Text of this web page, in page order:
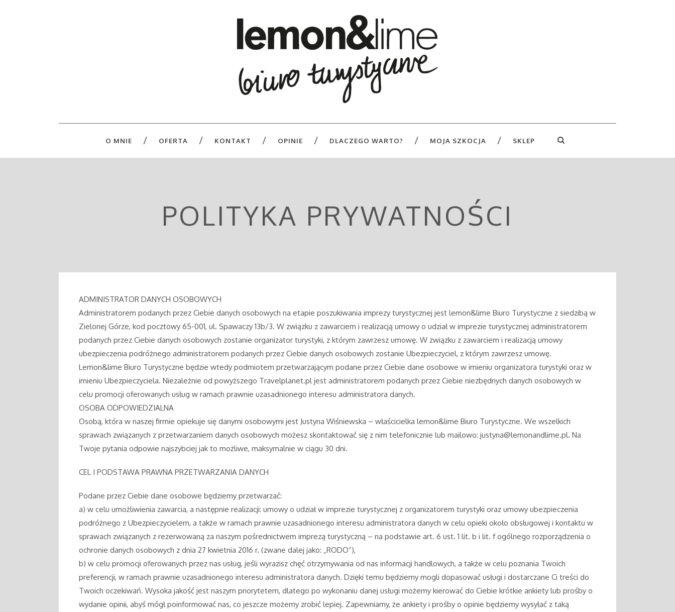
O MNIE OFERTA KONTAKT OPINIE DLACZEGO WARTO? MOJA SZKOCJA SKLEP
POLITYKA PRYWATNOŚCI
ADMINISTRATOR DANYCH OSOBOWYCH
Administratorem podanych przez Ciebie danych osobowych na etapie poszukiwania imprezy turystycznej jest lemon&lime Biuro Turystyczne z siedzibą w
Zielonej Górze, kod pocztowy 65-001, ul. Spawaczy 13b/3. W związku z zawarciem i realizacją umowy o udział w imprezie turystycznej administratorem
podanych przez Ciebie danych osobowych zostanie organizator turystyki, z którym zawrzesz umowę. W związku z zawarciem i realizacją umowy
ubezpieczenia podróżnego administratorem podanych przez Ciebie danych osobowych zostanie Ubezpieczyciel, z którym zawrzesz umowę.
Lemon&lime Biuro Turystyczne będzie wtedy podmiotem przetwarzającym podane przez Ciebie dane osobowe w imieniu organizatora turystyki oraz w
imieniu Ubezpieczyciela. Niezależnie od powyższego Travelplanet.pl jest administratorem podanych przez Ciebie niezbędnych danych osobowych w
celu promocji oferowanych usług w ramach prawnie uzasadnionego interesu administratora danych.
OSOBA ODPOWIEDZIALNA
Osobą, która w naszej firmie opiekuje się danymi osobowymi jest Justyna Wiśniewska – właścicielka lemon&lime Biuro Turystyczne. We wszelkich
sprawach związanych z przetwarzaniem danych osobowych możesz skontaktować się z nim telefonicznie lub mailowo: justyna@lemonandlime.pl. Na
Twoje pytania odpowie najszybciej jak to możliwe, maksymalnie w ciągu 30 dni.
CEL I PODSTAWA PRAWNA PRZETWARZANIA DANYCH
Podane przez Ciebie dane osobowe będziemy przetwarzać:
a) w celu umożliwienia zawarcia, a następnie realizacji: umowy o udział w imprezie turystycznej z organizatorem turystyki oraz umowy ubezpieczenia
podróżnego z Ubezpieczycielem, a także w ramach prawnie uzasadnionego interesu administratora danych w celu opieki około obsługowej i kontaktu w
sprawach związanych z rezerwowaną za naszym pośrednictwem imprezą turystyczną – na podstawie art. 6 ust. 1 lit. b i lit. f ogólnego rozporządzenia o
ochronie danych osobowych z dnia 27 kwietnia 2016 r. (zwane dalej jako: „RODO”),
b) w celu promocji oferowanych przez nas usług, jeśli wyrazisz chęć otrzymywania od nas informacji handlowych, a także w celu poznania Twoich
preferencji, w ramach prawnie uzasadnionego interesu administratora danych. Dzięki temu będziemy mogli dopasować usługi i dostarczane Ci treści do
Twoich oczekiwań. Wysoka jakość jest naszym priorytetem, dlatego po wykonaniu danej usługi możemy kierować do Ciebie krótkie ankiety lub prośby o
wydanie opinii, abyś mógł poinformować nas, co jeszcze możemy zrobić lepiej. Zapewniamy, że ankiety i prośby o opinie będziemy wysyłać z taką